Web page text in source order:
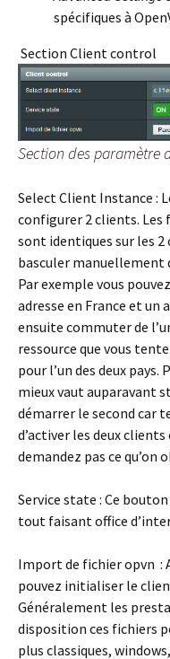
spécifiques à
Section Client control
Section des paramètre
Select Client Instance :
configurer 2 clients.
sont identiques sur les
basculer manuellement
Par exemple vous
adresse en France et un
ensuite commuter de
ressource que vous
pour l’un des deux pays.
mieux vaut auparavant
démarrer le second car
d’activer les deux
demandez pas ce qu’on
Service state : Ce
tout faisant office
Import de fichier opvn :
pouvez initialiser le
Généralement les
disposition ces fichiers
plus classiques,